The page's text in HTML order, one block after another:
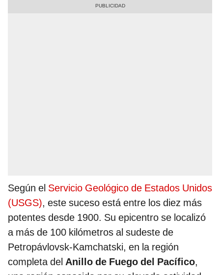
Según el Servicio Geológico de Estados Unidos
(USGS), este suceso está entre los diez más
potentes desde 1900. Su epicentro se localizó
a más de 100 kilómetros al sudeste de
Petropávlovsk-Kamchatski, en la región
completa del Anillo de Fuego del Pacífico,